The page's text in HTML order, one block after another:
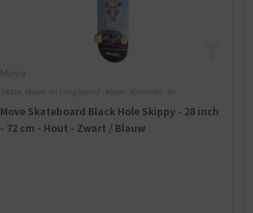
Move
Skate, Wave- en Longboard - Move - Kinderen - 6+
Move Skateboard Black Hole Skippy - 28 inch
- 72 cm - Hout - Zwart / Blauw